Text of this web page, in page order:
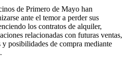
de Primero de Mayo han
ante el temor a perder sus
los contratos de alquiler,
relacionadas con futuras ventas,
posibilidades de compra mediante